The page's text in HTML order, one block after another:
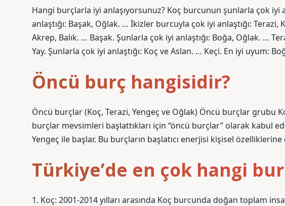
Hangi burçlarla iyi anlaşıyorsunuz? Koç burcunun şunlarla çok iyi
anlaştığı: Başak, Oğlak. … İkizler burcuyla çok iyi anlaştığı: Terazi,
Akrep, Balık. … Başak. Şunlarla çok iyi anlaştığı: Boğa, Oğlak. …
Yay. Şunlarla çok iyi anlaştığı: Koç ve Aslan. … Keçi. En iyi uyum:
Öncü burç hangisidir?
Öncü burçlar (Koç, Terazi, Yengeç ve Oğlak) Öncü burçlar grubu
burçlar mevsimleri başlattıkları için “öncü burçlar” olarak kabul
Yengeç ile başlar. Bu burçların başlatıcı enerjisi kişisel özelliklerine
Türkiye’de en çok hangi
1. Koç: 2001-2014 yılları arasında Koç burcunda doğan toplam